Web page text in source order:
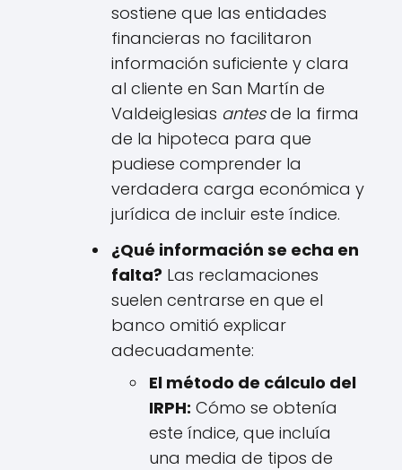
sostiene que las entidades
financieras no facilitaron
información suficiente y clara
al cliente en San Martín de
Valdeiglesias antesde la firma
de la hipoteca para que
pudiese comprender la
verdadera carga económica y
jurídica de incluir este índice.
¿Qué información se echa en
falta? Las reclamaciones
suelen centrarse en que el
banco omitió explicar
adecuadamente:
El método de cálculo del
IRPH: Cómo se obtenía
este índice, que incluía
una media de tipos de